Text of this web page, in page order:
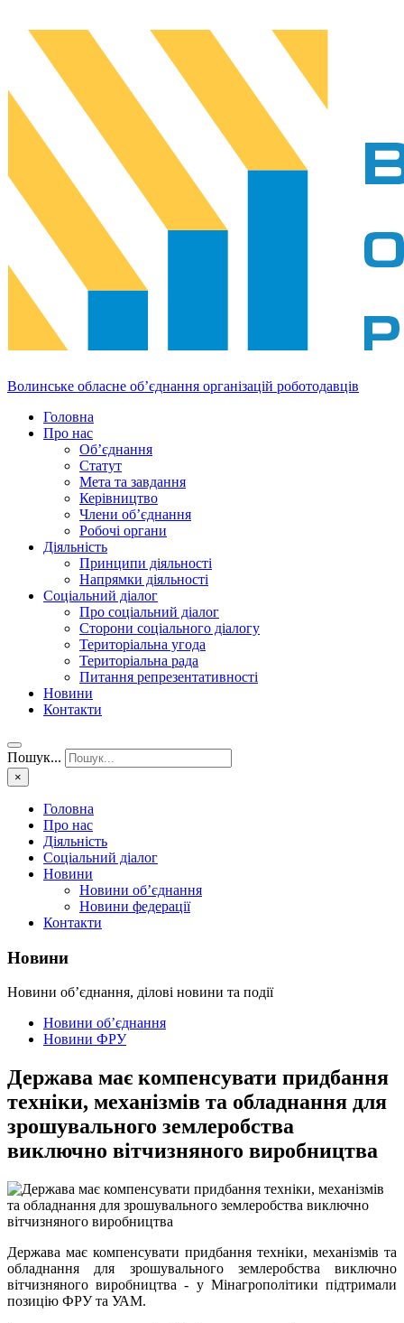
Волинське обласне об’єднання організацій роботодавців
Головна
Про нас
Об’єднання
Статут
Мета та завдання
Керівництво
Члени об’єднання
Робочі органи
Діяльність
Принципи діяльності
Напрямки діяльності
Соціальний діалог
Про соціальний діалог
Сторони соціального діалогу
Територіальна угода
Територіальна рада
Питання репрезентативності
Новини
Контакти
Пошук...
×
Головна
Про нас
Діяльність
Соціальний діалог
Новини
Новини об’єднання
Новини федерації
Контакти
Новини
Новини об’єднання, ділові новини та події
Новини об’єднання
Новини ФРУ
Держава має компенсувати придбання
техніки, механізмів та обладнання для
зрошувального землеробства
виключно вітчизняного виробництва
Держава має компенсувати придбання техніки, механізмів та
обладнання для зрошувального землеробства виключно
вітчизняного виробництва - у Мінагрополітики підтримали
позицію ФРУ та УАМ.